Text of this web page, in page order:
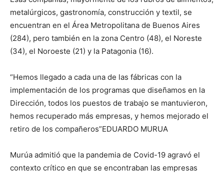
metalúrgicos, gastronomía, construcción y textil, se
encuentran en el Área Metropolitana de Buenos Aires
(284), pero también en la zona Centro (48), el Noreste
(34), el Noroeste (21) y la Patagonia (16).
“Hemos llegado a cada una de las fábricas con la
implementación de los programas que diseñamos en la
Dirección, todos los puestos de trabajo se mantuvieron,
hemos recuperado más empresas, y hemos mejorado el
retiro de los compañeros”EDUARDO MURUA
Murúa admitió que la pandemia de Covid-19 agravó el
contexto crítico en que se encontraban las empresas